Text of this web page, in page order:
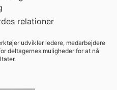
relationer
udvikler ledere, medarbejdere
deltagernes muligheder for at nå